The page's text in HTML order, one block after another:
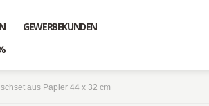
GEWERBEKUNDEN
aus Papier 44 x 32 cm